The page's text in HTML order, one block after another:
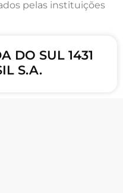
pelas instituições
DO SUL 1431
S.A.